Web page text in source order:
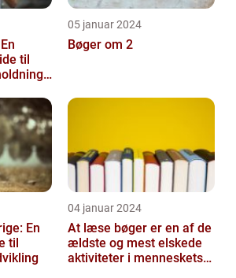
til
05 januar 2024
Bøger om 2
En
til
04 januar 2024
At læse bøger er en af de
ældste og mest elskede
aktiviteter i menneskets